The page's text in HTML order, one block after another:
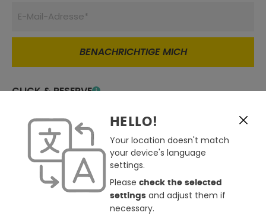
BENACHRICHTIGE MICH
CLICK & RESERVE
Click & Reserve nicht möglich
Store auswählen
Zum Merkzettel hinzufügen
Günstiger gesehen ?
Frage zum Produkt
HELLO!
Your location doesn't match
your device's language
settings.
Please check the selected
settings and adjust them if
necessary.